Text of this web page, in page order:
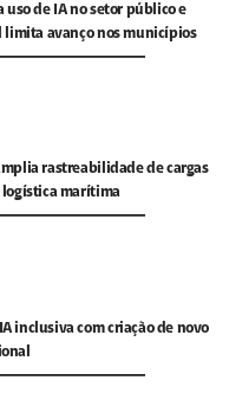
de IA no setor público e
limita avanço nos municípios
rastreabilidade de cargas
marítima
inclusiva com criação de novo